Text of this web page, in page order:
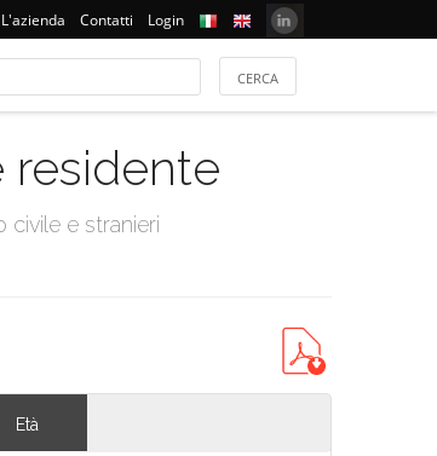
L'azienda Contatti Login
residente
civile e stranieri
Età